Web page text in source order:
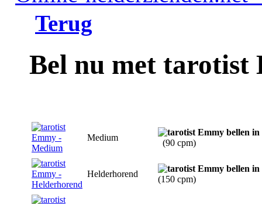
Terug
Bel nu met tarotist
Medium
(90 cpm)
Helderhorend
(150 cpm)